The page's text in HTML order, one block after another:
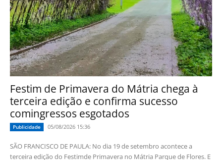
Festim de Primavera do Mátria chega à
terceira edição e confirma sucesso
comingressos esgotados
Publicidade 05/08/2026 15:36
SÃO FRANCISCO DE PAULA: No dia 19 de setembro acontece a
terceira edição do Festimde Primavera no Mátria Parque de Flores. E